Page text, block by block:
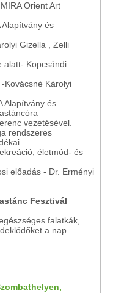
Orient Art
és
Gizella , Zelli
alatt- Kopcsándi
Kovácsné Károlyi
Alapítvány és
vezetésével.
rendszeres
életmód- és
előadás - Dr. Erményi
Fesztivál
falatkák,
a nap